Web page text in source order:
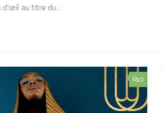
au titre du...
0